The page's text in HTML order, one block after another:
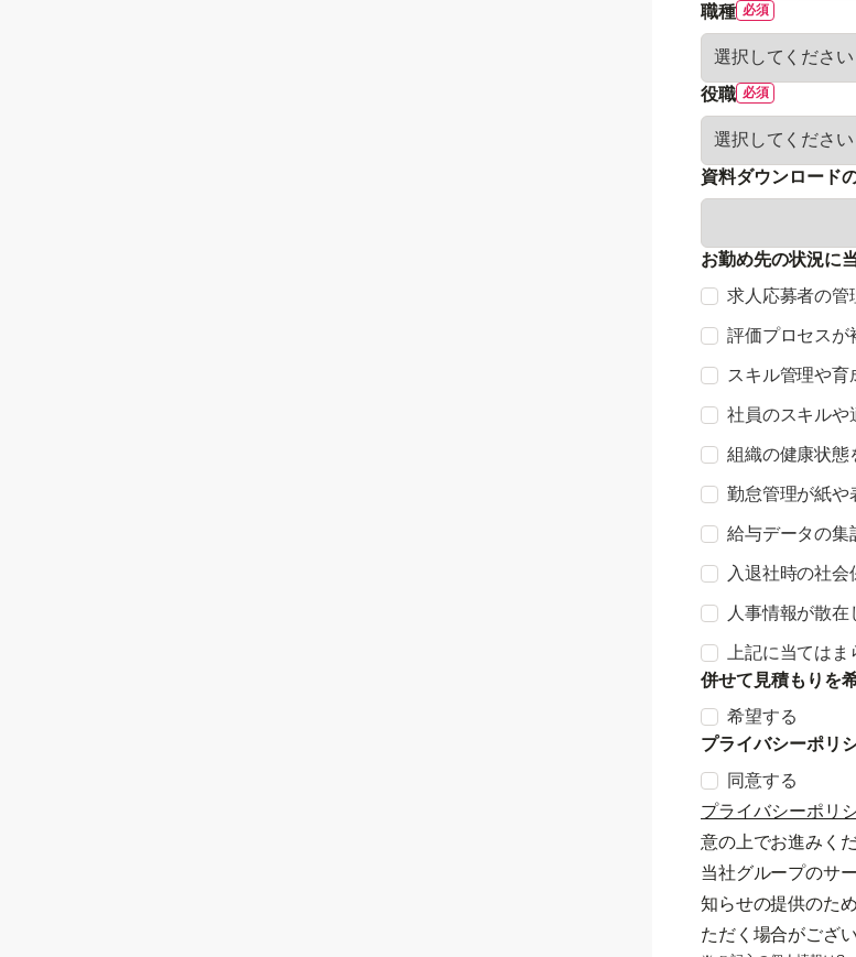
職種
役職
資料ダウンロード
お勤め先の状況に
求人応募者の管
評価プロセスが
スキル管理や
社員のスキルや
組織の健康状態
勤怠管理が紙や
給与データの集
入退社時の社
人事情報が散
上記に当てはま
併せて見積もりを
希望する
プライバシーポリ
同意する
プライバシーポリ
意の上でお進みくだ
当社グループのサ
知らせの提供のた
ただく場合がござ